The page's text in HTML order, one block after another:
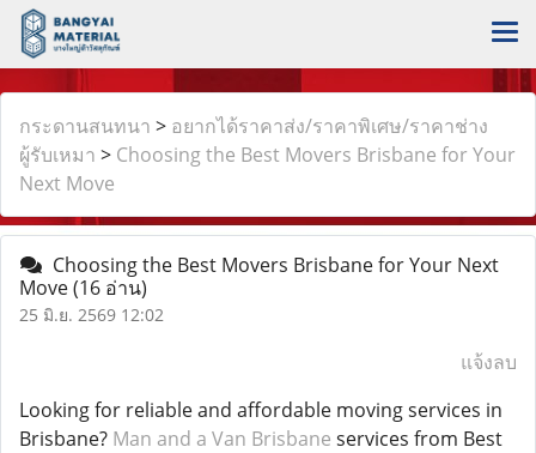
กระดานสนทนา > อยากได้ราคาส่ง/ราคาพิเศษ/ราคาช่าง
ผู้รับเหมา > Choosing the Best Movers Brisbane for Your
Next Move
Choosing the Best Movers Brisbane for Your Next
Move(16 อ่าน)
25 มิ.ย. 2569 12:02
แจ้งลบ
Looking for reliable and affordable moving services in
Brisbane? Man and a Van Brisbane services from Best